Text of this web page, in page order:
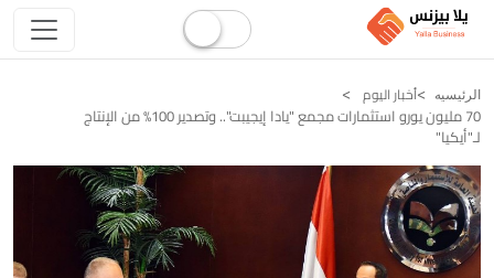
الرئيسيه أخبار اليوم
70 مليون يورو استثمارات مجمع "يادا إيجيبت".. وتصدير 100% من الإنتاج
لـ"أيكيا"